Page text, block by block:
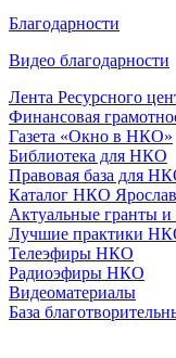
Благодарности
Видео благодарности
Лента Ресурсного
Финансовая
Газета «Окно в НКО»
Библиотека для НКО
Правовая база для
Каталог НКО
Актуальные гранты и
Лучшие практики
Телеэфиры НКО
Радиоэфиры НКО
Видеоматериалы
База